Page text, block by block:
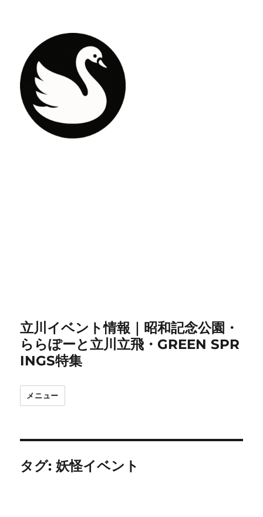
立川イベント情報｜昭和記念公園・
ららぽーと立川立飛・GREEN SPR
INGS特集
メニュー
タグ:妖怪イベント